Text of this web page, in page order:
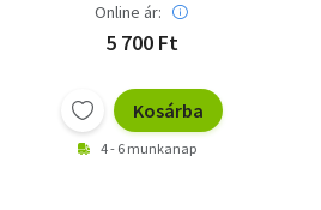
Online ár:
5 700 Ft
Kosárba
4 - 6 munkanap